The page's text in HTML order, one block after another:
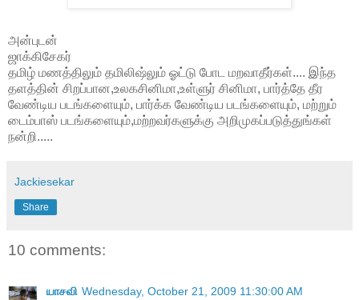
அன்புடன்
ஜாக்கிசேகர்
தமிழ் மணத்திலும் தமிலிஷ்லும் ஓட்டு போட மறவாதீர்கள்.... இந்த
தளத்தின் சிறப்பான,உலகசினிமா,உள்ளுர் சினிமா, பார்த்தே தீர
வேண்டிய படங்களையும், பார்க்க வேண்டிய படங்களையும், மற்றும்
டைம்பாஸ் படங்களையும்,மற்றவர்களுக்கு அறிமுகப்படுத்துங்கள்
நன்றி.....
Jackiesekar
Share
10 comments:
யாசவி Wednesday, October 21, 2009 11:30:00 AM